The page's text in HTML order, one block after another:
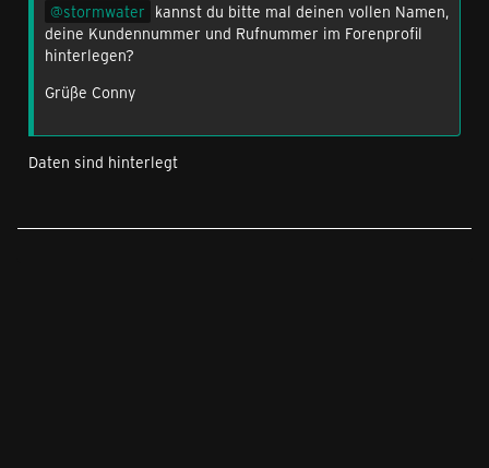
stormwater kannst du bitte mal deinen vollen Namen,
deine Kundennummer und Rufnummer im Forenprofil
hinterlegen?
Grüße Conny
Daten sind hinterlegt